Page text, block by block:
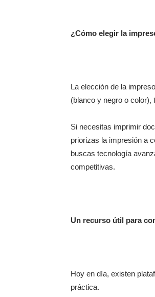
¿Cómo elegir la
La elección de la
(blanco y negro o color),
Si necesitas imprimir
priorizas la impresión a
buscas tecnología
competitivas.
Un recurso útil para
Hoy en día, existen
práctica.